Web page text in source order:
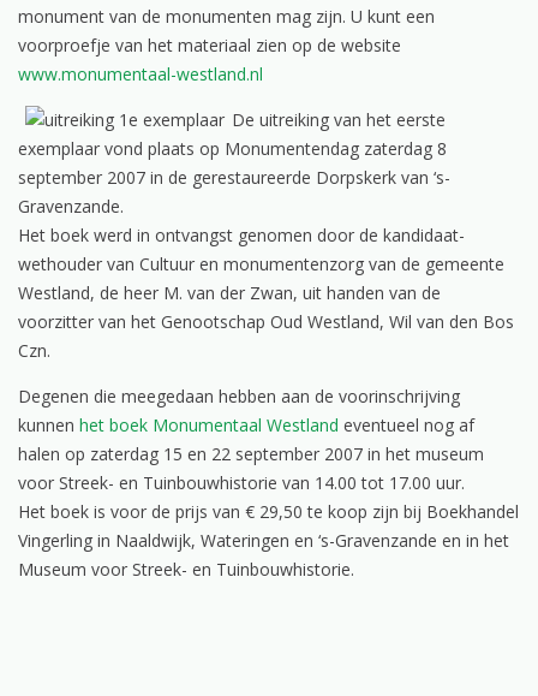
monument van de monumenten mag zijn. U kunt een
voorproefje van het materiaal zien op de website
www.monumentaal-westland.nl
De uitreiking van het eerste
exemplaar vond plaats op Monumentendag zaterdag 8
september 2007 in de gerestaureerde Dorpskerk van ‘s-
Gravenzande.
Het boek werd in ontvangst genomen door de kandidaat-
wethouder van Cultuur en monumentenzorg van de gemeente
Westland, de heer M. van der Zwan, uit handen van de
voorzitter van het Genootschap Oud Westland, Wil van den Bos
Czn.
Degenen die meegedaan hebben aan de voorinschrijving
kunnen het boek Monumentaal Westland eventueel nog af
halen op zaterdag 15 en 22 september 2007 in het museum
voor Streek- en Tuinbouwhistorie van 14.00 tot 17.00 uur.
Het boek is voor de prijs van € 29,50 te koop zijn bij Boekhandel
Vingerling in Naaldwijk, Wateringen en ‘s-Gravenzande en in het
Museum voor Streek- en Tuinbouwhistorie.